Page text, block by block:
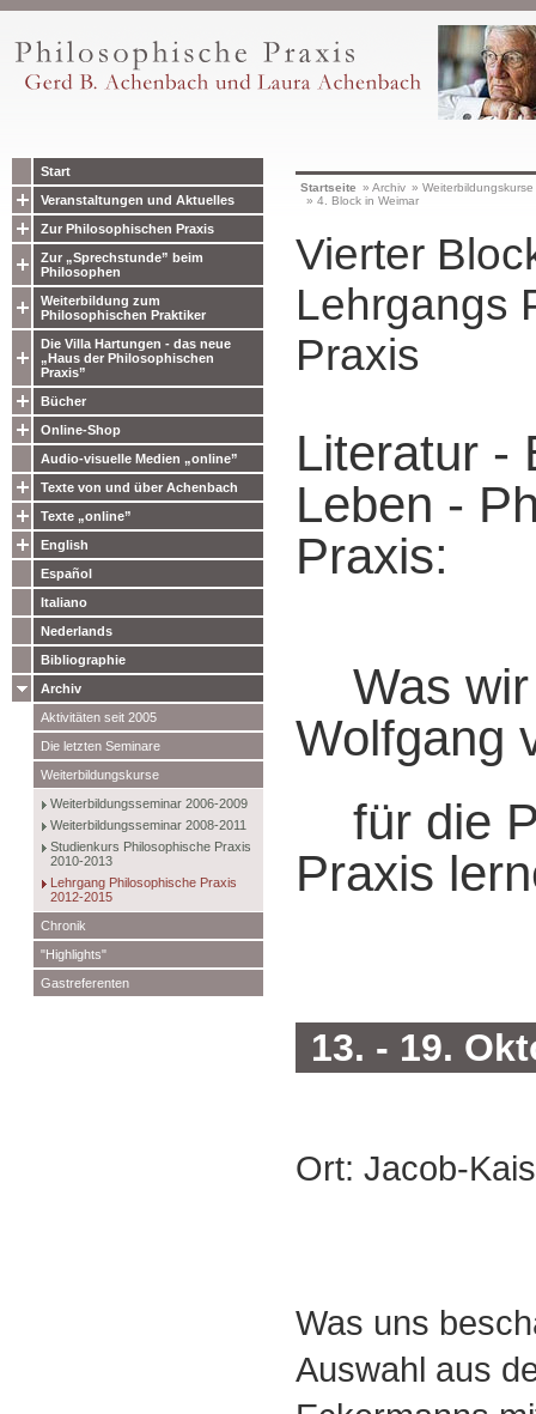
Start
Veranstaltungen und Aktuelles
Zur Philosophischen Praxis
Zur „Sprechstunde” beim
Philosophen
Weiterbildung zum
Philosophischen Praktiker
Die Villa Hartungen - das neue
„Haus der Philosophischen
Praxis”
Bücher
Online-Shop
Audio-visuelle Medien „online”
Texte von und über Achenbach
Texte „online”
English
Español
Italiano
Nederlands
Bibliographie
Archiv
Aktivitäten seit 2005
Die letzten Seminare
Weiterbildungskurse
Weiterbildungsseminar 2006-2009
Weiterbildungsseminar 2008-2011
Studienkurs Philosophische Praxis
2010-2013
Lehrgang Philosophische Praxis
2012-2015
Chronik
"Highlights"
Gastreferenten
Startseite » Archiv » Weiterbildungskurse
» 4. Block in Weimar
Vierter
Lehrgangs
Praxis
Literatur -
Leben -
Praxis:
Was wir
Wolfgang
für die
Praxis
13. - 19.
Ort: Jacob-
Was uns
Auswahl aus